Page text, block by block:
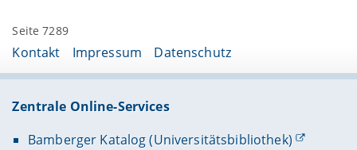
Seite 7289
Kontakt Impressum Datenschutz
Zentrale Online-Services
Bamberger Katalog (Universitätsbibliothek)